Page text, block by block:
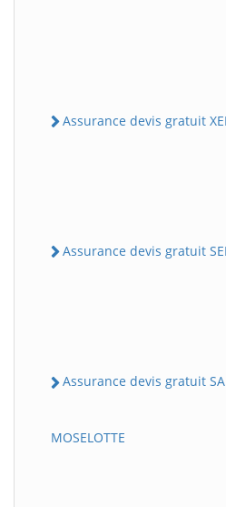
Assurance devis gratuit
Assurance devis gratuit
Assurance devis gratuit
MOSELOTTE